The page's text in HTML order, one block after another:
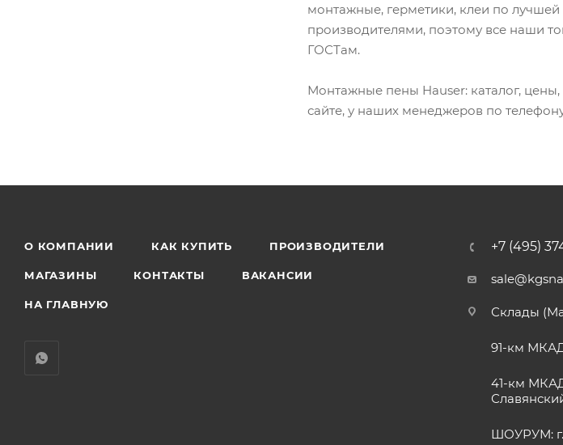
монтажные, герметики, клеи по
производителями, поэтому все наши
ГОСТам.
Монтажные пены Hauser: каталог,
сайте, у наших менеджеров по
О КОМПАНИИ КАК КУПИТЬ ПРОИЗВОДИТЕЛИ
МАГАЗИНЫ КОНТАКТЫ ВАКАНСИИ
НА ГЛАВНУЮ
+7 (495)
Склады
91-км
41-км
ШОУРУМ: